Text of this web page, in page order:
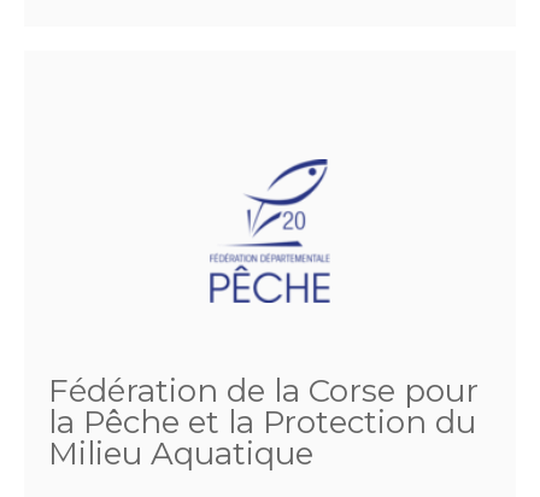
Fédération de la Corse pour
la Pêche et la Protection du
Milieu Aquatique